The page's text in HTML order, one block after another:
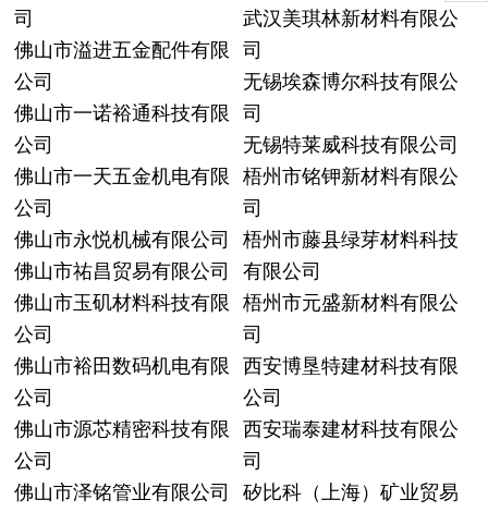
司
佛山市溢进五金配件有限
公司
佛山市一诺裕通科技有限
公司
佛山市一天五金机电有限
公司
佛山市永悦机械有限公司
佛山市祐昌贸易有限公司
佛山市玉矶材料科技有限
公司
佛山市裕田数码机电有限
公司
佛山市源芯精密科技有限
公司
佛山市泽铭管业有限公司
武汉美琪林新材料有限公
司
无锡埃森博尔科技有限公
司
无锡特莱威科技有限公司
梧州市铭钾新材料有限公
司
梧州市藤县绿芽材料科技
有限公司
梧州市元盛新材料有限公
司
西安博垦特建材科技有限
公司
西安瑞泰建材科技有限公
司
矽比科（上海）矿业贸易